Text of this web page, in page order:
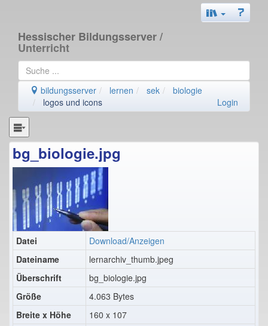
Hessischer Bildungsserver/
Unterricht
bildungsserver lernen sek
biologie
logos und icons
Login
bg_biologie.jpg
Datei
Download/Anzeigen
Dateiname
lernarchiv_thumb.jpeg
Überschrift
bg_biologie.jpg
Größe
4.063 Bytes
Breite x Höhe
160 x 107